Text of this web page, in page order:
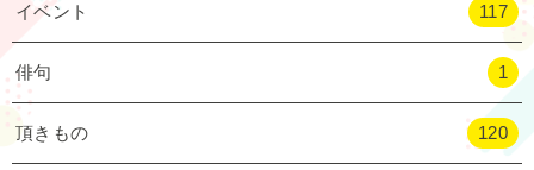
イベント 117
俳句 1
頂きもの 120